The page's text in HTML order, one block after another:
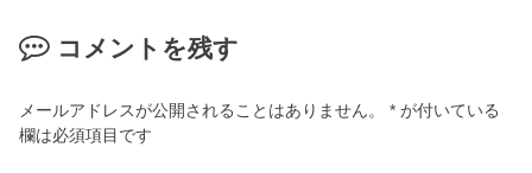
コメントを残す
メールアドレスが公開されることはありません。 * が付いている
欄は必須項目です